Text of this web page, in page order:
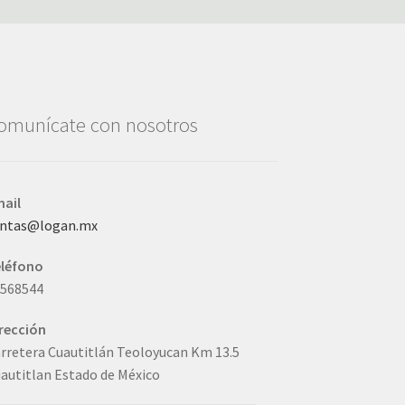
con nosotros
Cuautitlán Teoloyucan Km 13.5
Estado de México